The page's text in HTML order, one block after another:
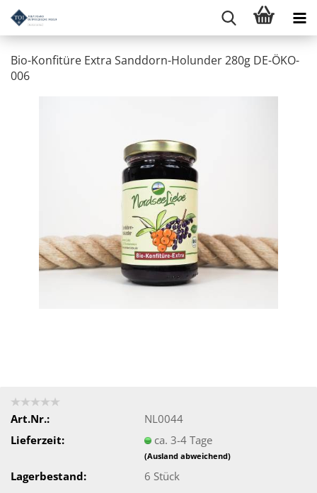
Bio-Konfitüre Extra Sanddorn-Holunder 280g DE-ÖKO-
006
Art.Nr.:
NL0044
Lieferzeit:
ca. 3-4 Tage
(Ausland abweichend)
Lagerbestand: 6 Stück